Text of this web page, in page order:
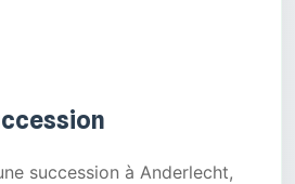
succession à Anderlecht,